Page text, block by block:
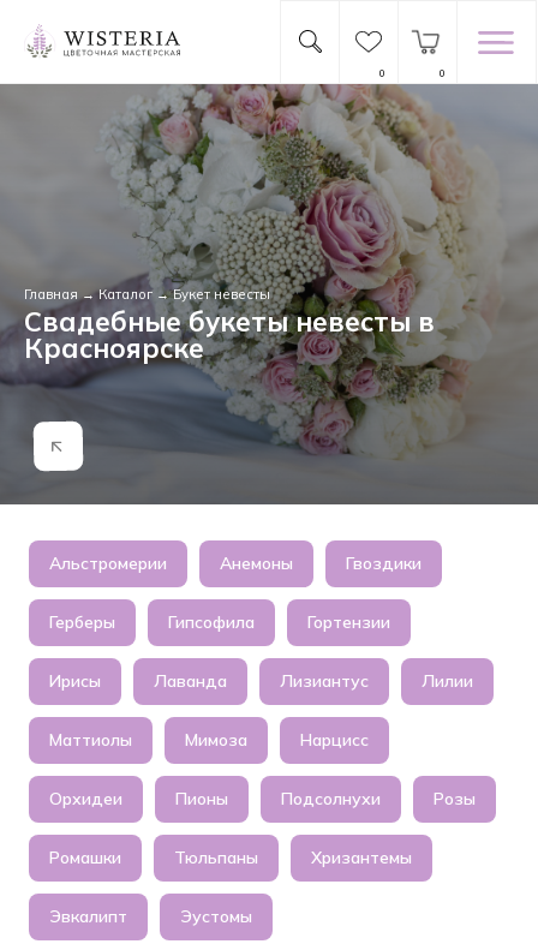
0 0
Свадебные букеты невесты в
→ Букет невесты
Альстромерии Анемоны Гвоздики
Герберы Гипсофила Гортензии
Ирисы Лаванда Лизиантус Лилии
Маттиолы Мимоза Нарцисс
Орхидеи Пионы Подсолнухи Розы
Ромашки Тюльпаны Хризантемы
Эвкалипт Эустомы